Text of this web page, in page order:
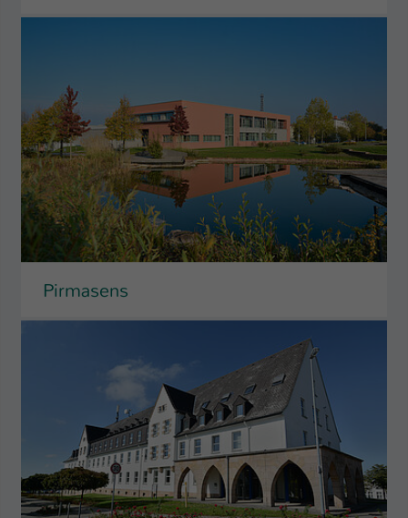
Pirmasens